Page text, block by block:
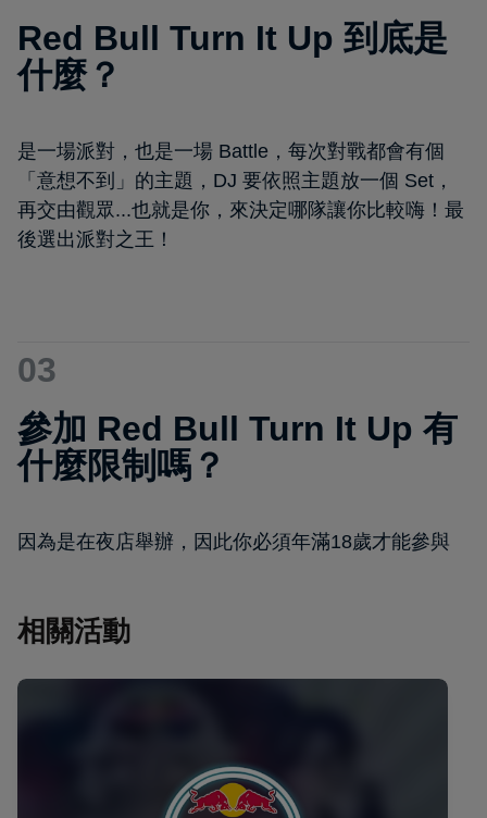
Red Bull Turn It Up 到底是
什麼？
是一場派對，也是一場 Battle，每次對戰都會有個
「意想不到」的主題，DJ 要依照主題放一個 Set，
再交由觀眾...也就是你，來決定哪隊讓你比較嗨！最
後選出派對之王！
03
參加 Red Bull Turn It Up 有
什麼限制嗎？
因為是在夜店舉辦，因此你必須年滿18歲才能參與
相關活動